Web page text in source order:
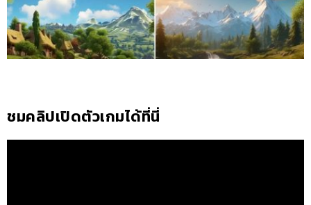
ชมคลิปเปิดตัวเกมได้ที่นี่